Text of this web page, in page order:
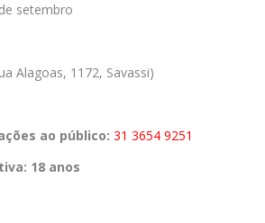
setembro
Alagoas, 1172, Savassi)
ao público: 31 3654 9251
18 anos